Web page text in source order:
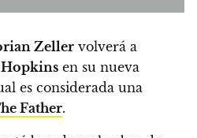
Zeller volverá a
en su nueva
es considerada una
Father.